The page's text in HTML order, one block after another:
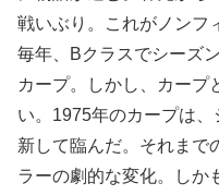
戦いぶり。これがノンフ
毎年、Bクラスでシーズ
カープ。しかし、カープ
い。1975年のカープは
新して臨んだ。それまで
ラーの劇的な変化。しか